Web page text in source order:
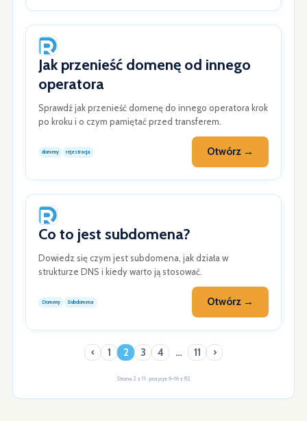
Jak przenieść domenę od innego
operatora
Sprawdź jak przenieść domenę do innego operatora krok
po kroku i o czym pamiętać przed transferem.
domeny rejestracja Otwórz →
Co to jest subdomena?
Dowiedz się czym jest subdomena, jak działa w
strukturze DNS i kiedy warto ją stosować.
Domeny Subdomena Otwórz →
‹ 1 2 3 4 … 11 ›
Strona 2 z 11 · pozycje 9–16 z 82